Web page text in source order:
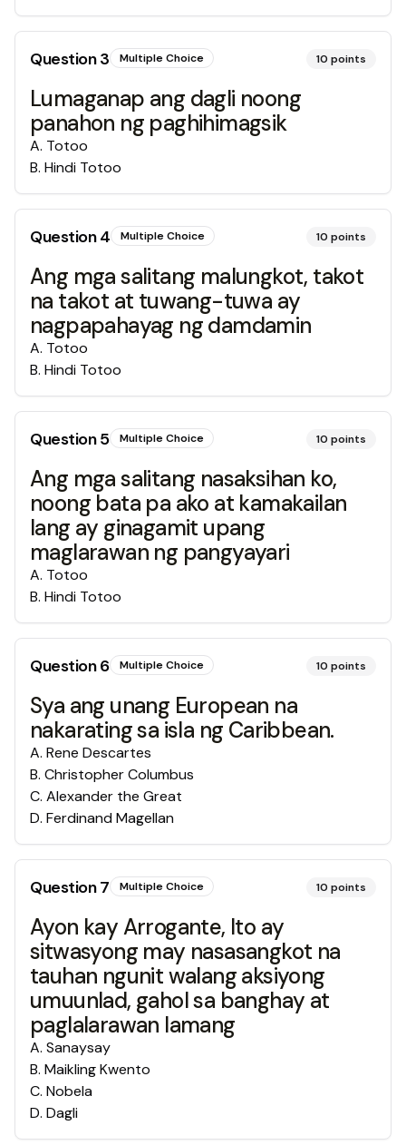
Question3 Multiple Choice 10 points
Lumaganap ang dagli noong
panahon ng paghihimagsik
A. Totoo
B. Hindi Totoo
Question4 Multiple Choice 10 points
Ang mga salitang malungkot, takot
na takot at tuwang-tuwa ay
nagpapahayag ng damdamin
A. Totoo
B. Hindi Totoo
Question5 Multiple Choice 10 points
Ang mga salitang nasaksihan ko,
noong bata pa ako at kamakailan
lang ay ginagamit upang
maglarawan ng pangyayari
A. Totoo
B. Hindi Totoo
Question6 Multiple Choice 10 points
Sya ang unang European na
nakarating sa isla ng Caribbean.
A. Rene Descartes
B. Christopher Columbus
C. Alexander the Great
D. Ferdinand Magellan
Question7 Multiple Choice 10 points
Ayon kay Arrogante, Ito ay
sitwasyong may nasasangkot na
tauhan ngunit walang aksiyong
umuunlad, gahol sa banghay at
paglalarawan lamang
A. Sanaysay
B. Maikling Kwento
C. Nobela
D. Dagli